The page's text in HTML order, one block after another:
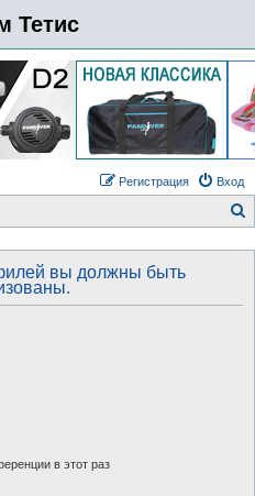
Тетис
Вход
Регистрация
вы должны быть
в этот раз